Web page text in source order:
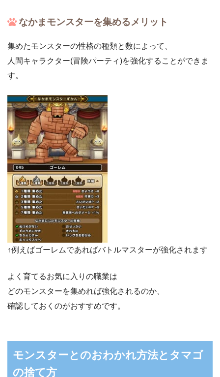
なかまモンスターを集めるメリット
集めたモンスターの性格の種類と数によって、
人間キャラクター(冒険パーティ)を強化することができま
す。
↑例えばゴーレムであればバトルマスターが強化されます
よく育てるお気に入りの職業は
どのモンスターを集めれば強化されるのか、
確認しておくのがおすすめです。
モンスターとのおわかれ方法とタマゴ
の捨て方